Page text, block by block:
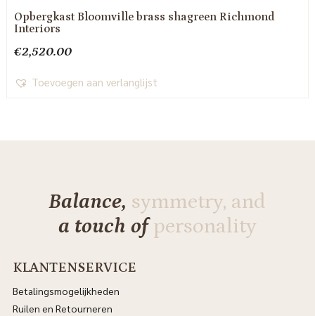
Opbergkast Bloomville brass shagreen Richmond
Interiors
€2,520.00
Toevoegen aan verlanglijst
Balance, symmetry, and
a touch ofpersonality
KLANTENSERVICE
Betalingsmogelijkheden
Ruilen en Retourneren